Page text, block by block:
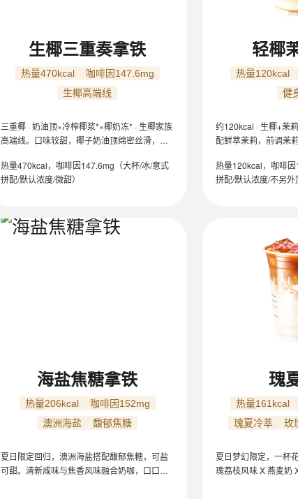
生椰三重奏拿铁
热量470kcal
咖啡因147.6mg
生椰高端线
三重椰 · 奶油顶×冷榨椰浆*×椰奶冻* · 生椰家族
高端线。口味较甜，椰子奶油顶绵密丝滑，冷
织，边嚼边喝超满足。
热量470kcal，咖啡因147.6mg（大杯/冰/意式
拼配/默认浓度/微甜）
轻椰
热量120kcal
健
约120kcal · 生椰+茉
配鲜萃茉莉，前调茉
热量120kcal，咖啡
拼配/默认浓度/不另外
海盐焦糖拿铁
热量206kcal
咖啡因152mg
澳洲海盐
馥郁焦糖
夏日限定回归，澳洲海盐搭配馥郁焦糖，可盐
可甜。清新咸味与焦香风味融合奶咖，口口柔
瑰
热量161kcal
瑰夏冷萃
玫
夏日梦幻限定，一杯
瑰荔枝风味 X 燕麦奶